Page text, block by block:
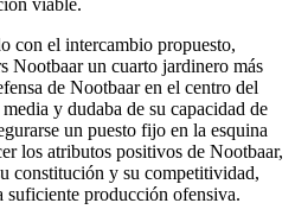
con el intercambio propuesto,
Nootbaar un cuarto jardinero más
de Nootbaar en el centro del
y dudaba de su capacidad de
un puesto fijo en la esquina
los atributos positivos de Nootbaar,
constitución y su competitividad,
producción ofensiva.